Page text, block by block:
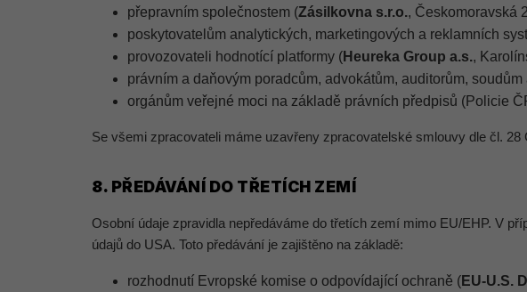
přepravním společnostem (Zásilkovna s.r.o., Českomoravská
poskytovatelům analytických, marketingových a reklamních
provozovateli hodnotící platformy (Heureka Group a.s.,
právním a daňovým poradcům, advokátům, auditorům,
orgánům veřejné moci na základě právních předpisů (Policie
Se všemi zpracovateli máme uzavřeny zpracovatelské smlouvy dle čl. 28
8. PŘEDÁVÁNÍ DO TŘETÍCH ZEMÍ
Osobní údaje zpravidla nepředáváme do třetích zemí mimo EU/EHP. V
údajů do USA. Toto předávání je zajištěno na základě:
rozhodnutí Evropské komise o odpovídající ochraně (EU-U.S.